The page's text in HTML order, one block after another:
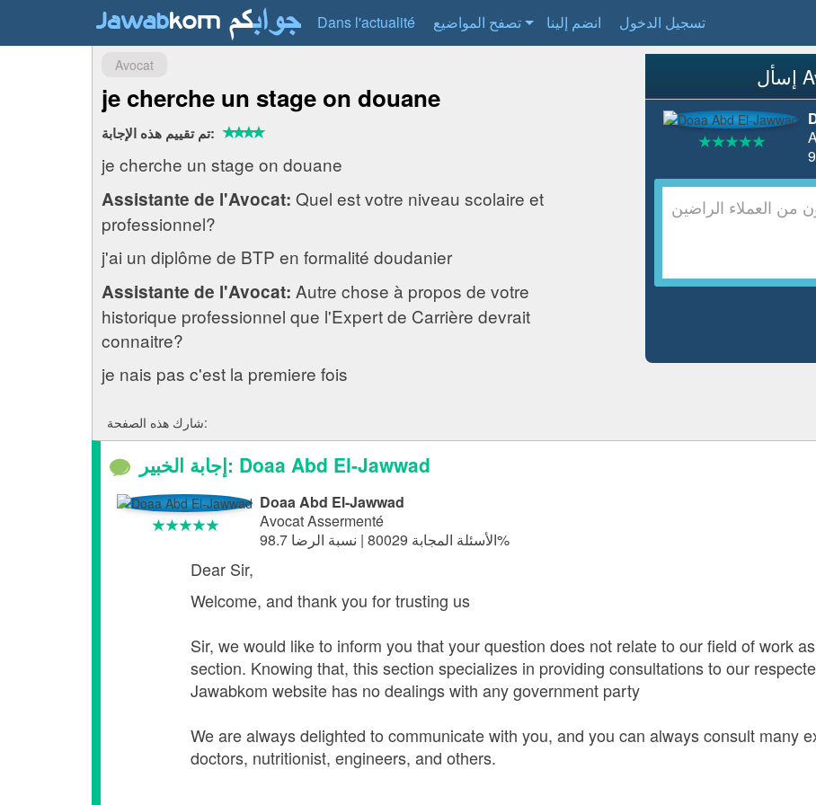
Dans l'actualité تصفح المواضيع انضم إلينا تسجيل الدخول
Avocat
je cherche un stage on douane
تم تقييم هذه الإجابة:
je cherche un stage on douane
Assistante de l'Avocat: Quel est votre niveau scolaire et
professionnel?
j'ai un diplôme de BTP en formalité doudanier
Assistante de l'Avocat: Autre chose à propos de votre
historique professionnel que l'Expert de Carrière devrait
connaitre?
je nais pas c'est la premiere fois
شارك هذه الصفحة:
إجابة الخبير: Doaa Abd El-Jawwad
Doaa Abd El-Jawwad
Avocat Assermenté
الأسئلة المجابة 80029 | نسبة الرضا 98.7%
Dear Sir,
Welcome, and thank you for trusting us
Sir, we would like to inform you that your question does not relate to our field of work
section. Knowing that, this section specializes in providing consultations to our
Jawabkom website has no dealings with any government party
We are always delighted to communicate with you, and you can always consult many
doctors, nutritionist, engineers, and others.